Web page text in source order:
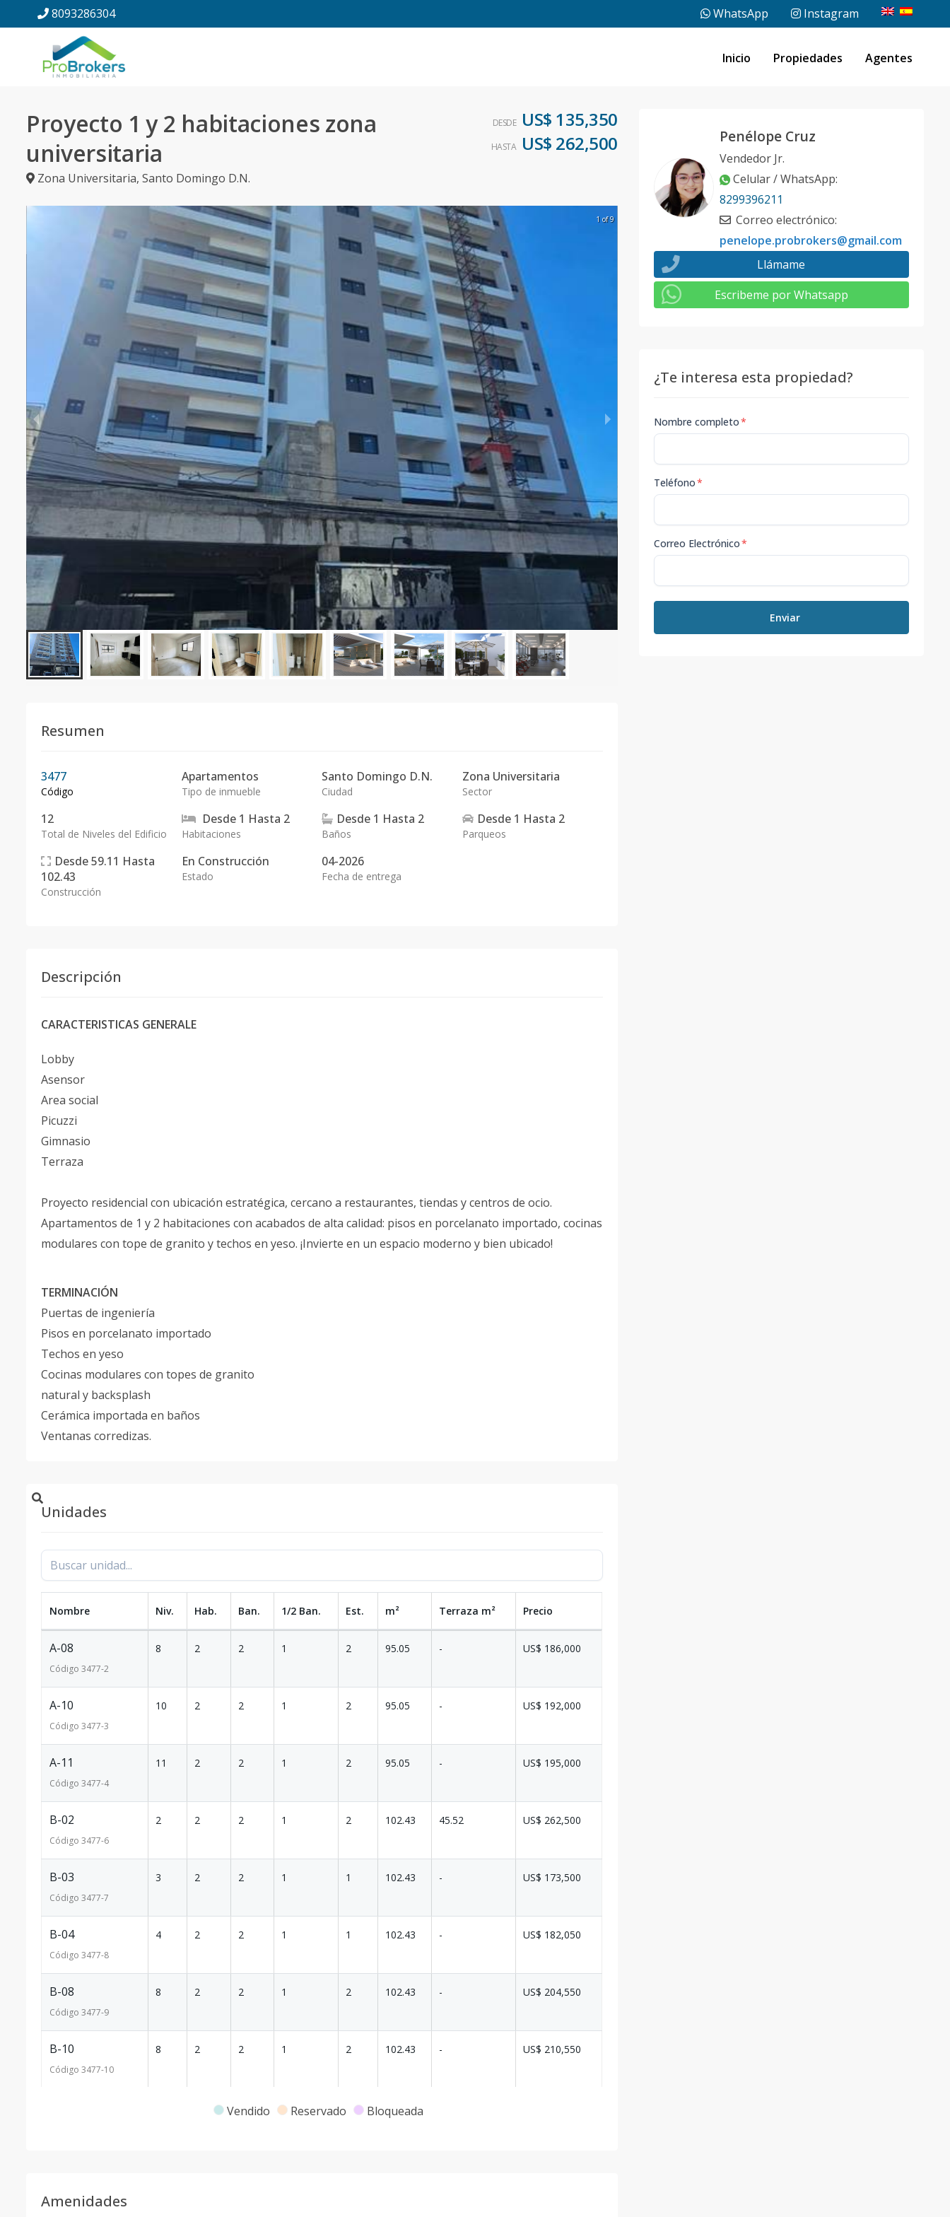
8093286304 WhatsApp Instagram
Inicio Propiedades Agentes
Proyecto 1 y 2 habitaciones zona
universitaria
Zona Universitaria, Santo Domingo D.N.
DESDE US$ 135,350
HASTA US$ 262,500
1 of 9
Resumen
3477
Código
Apartamentos
Tipo de inmueble
Santo Domingo D.N.
Ciudad
Zona Universitaria
Sector
12
Total de Niveles del Edificio
Desde 1 Hasta 2
Habitaciones
Desde 1 Hasta 2
Baños
Desde 1 Hasta 2
Parqueos
Desde59.11 Hasta
102.43
Construcción
En Construcción
Estado
04-2026
Fecha de entrega
Descripción
CARACTERISTICAS GENERALE
Lobby
Asensor
Area social
Picuzzi
Gimnasio
Terraza
Proyecto residencial con ubicación estratégica, cercano a restaurantes, tiendas y centros de ocio.
Apartamentos de 1 y 2 habitaciones con acabados de alta calidad: pisos en porcelanato importado, cocinas
modulares con tope de granito y techos en yeso. ¡Invierte en un espacio moderno y bien ubicado!
TERMINACIÓN
Puertas de ingeniería
Pisos en porcelanato importado
Techos en yeso
Cocinas modulares con topes de granito
natural y backsplash
Cerámica importada en baños
Ventanas corredizas.
Unidades
Nombre Niv. Hab. Ban. 1/2 Ban. Est. m² Terraza m² Precio
A-08
Código 3477-2
8 2 2 1 2 95.05 - US$ 186,000
A-10
Código 3477-3
10 2 2 1 2 95.05 - US$ 192,000
A-11
Código 3477-4
11 2 2 1 2 95.05 - US$ 195,000
B-02
Código 3477-6
2 2 2 1 2 102.43 45.52 US$ 262,500
B-03
Código 3477-7
3 2 2 1 1 102.43 - US$ 173,500
B-04
Código 3477-8
4 2 2 1 1 102.43 - US$ 182,050
B-08
Código 3477-9
8 2 2 1 2 102.43 - US$ 204,550
B-10
Código 3477-10
8 2 2 1 2 102.43 - US$ 210,550
2 1 102.43
Vendido Reservado Bloqueada
Amenidades
Penélope Cruz
Vendedor Jr.
Celular / WhatsApp:
8299396211
Correo electrónico:
penelope.probrokers@gmail.com
Llámame
Escribeme por Whatsapp
¿Te interesa esta propiedad?
Nombre completo*
Teléfono*
Correo Electrónico*
Enviar